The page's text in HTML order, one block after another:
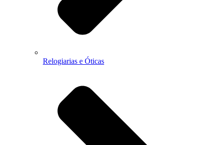
Relogiarias e Óticas